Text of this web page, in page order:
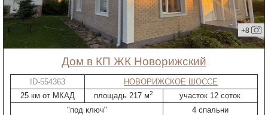
+8
дом в КП ЖК Новорижский
ID-554363
НОВОРИЖСКОЕ ШОССЕ
25 км от МКАД
площадь 217 м2
участок 12 соток
"под ключ"
4 спальни